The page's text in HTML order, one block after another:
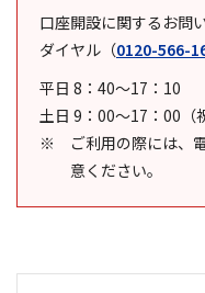
口座開設に関するお問
ダイヤル （0120-566-
平日 8：40～17：10
土日 9：00～17：00（
ご利用の際には、
意ください。